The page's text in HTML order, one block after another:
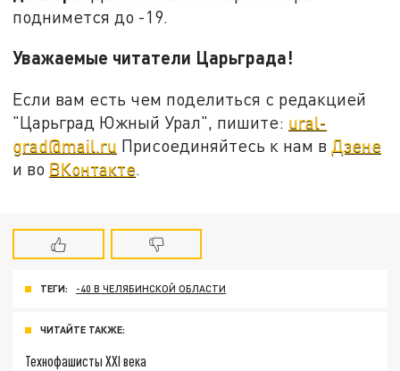
поднимется до -19.
Уважаемые читатели Царьграда!
Если вам есть чем поделиться с редакцией
"Царьград Южный Урал", пишите: ural-
grad@mail.ru Присоединяйтесь к нам в Дзене
и во ВКонтакте.
ТЕГИ: -40 В ЧЕЛЯБИНСКОЙ ОБЛАСТИ
ЧИТАЙТЕ ТАКЖЕ:
Технофашисты XXI века